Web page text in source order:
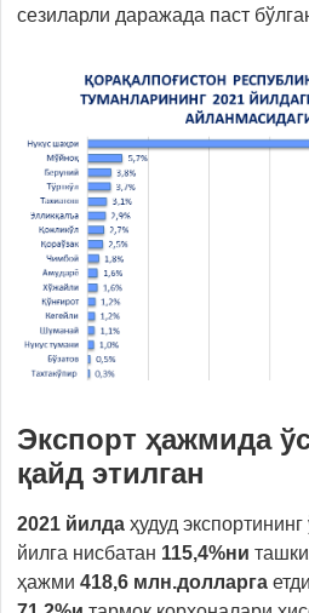
сезиларли даражада паст
Экспорт ҳажмида
қайд этилган
2021 йилда ҳудуд
йилга нисбатан 115,4%ни
ҳажми 418,6 млн.долларга